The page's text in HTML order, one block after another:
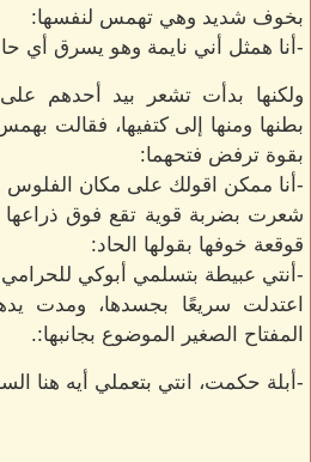
بخوف شديد وهي تهمس لنفسها:
-أنا همثل أني نايمة وهو يسرق أي
ولكنها بدأت تشعر بيد أحدهم
بطنها ومنها إلى كتفيها، فقالت
بقوة ترفض فتحهما:
-أنا ممكن اقولك على مكان
شعرت بضربة قوية تقع فوق
قوقعة خوفها بقولها الحاد:
-أنتي عبيطة بتسلمي أبوكي
اعتدلت سريعًا بجسدها، ومدت
المفتاح الصغير الموضوع بجانبها:.
-أبلة حكمت، انتي بتعملي أيه هنا الساعة 2